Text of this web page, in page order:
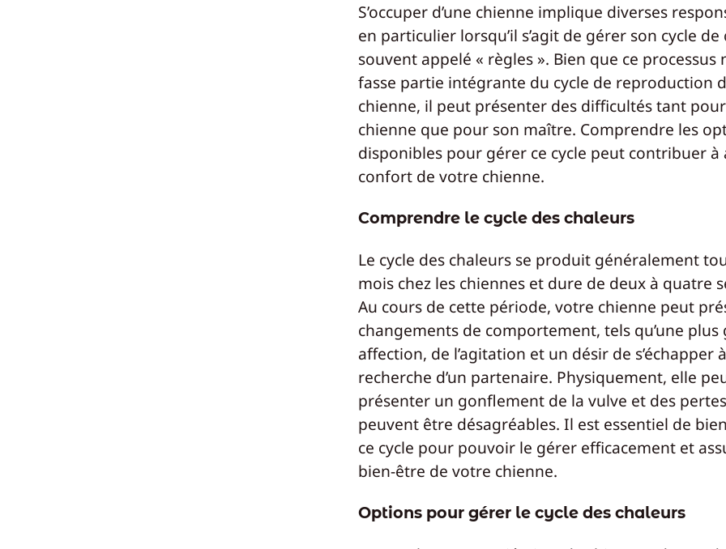
S’occuper d’une chienne implique diverses
en particulier lorsqu’il s’agit de gérer son cycle de
souvent appelé « règles ». Bien que ce processus
fasse partie intégrante du cycle de reproduction
chienne, il peut présenter des difficultés tant
chienne que pour son maître. Comprendre les
disponibles pour gérer ce cycle peut contribuer à
confort de votre chienne.
Comprendre le cycle des chaleurs
Le cycle des chaleurs se produit généralement
mois chez les chiennes et dure de deux à quatre
Au cours de cette période, votre chienne peut
changements de comportement, tels qu’une plus
affection, de l’agitation et un désir de s’échapper
recherche d’un partenaire. Physiquement, elle
présenter un gonflement de la vulve et des
peuvent être désagréables. Il est essentiel de
ce cycle pour pouvoir le gérer efficacement et
bien-être de votre chienne.
Options pour gérer le cycle des chaleurs